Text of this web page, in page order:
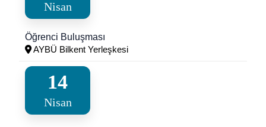
Nisan
Öğrenci Buluşması
AYBÜ Bilkent Yerleşkesi
14
Nisan